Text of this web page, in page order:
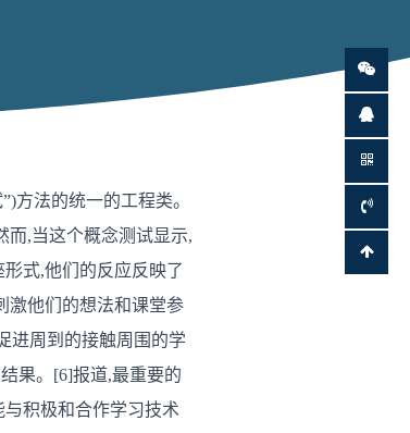
方法的统一的工程类。
而,当这个概念测试显示,
式,他们的反应反映了
激他们的想法和课堂参
进周到的接触周围的学
果。[6]报道,最重要的
积极和合作学习技术